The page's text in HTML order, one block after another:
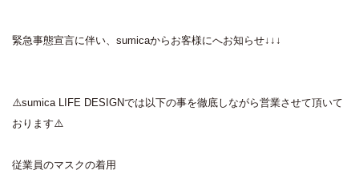
緊急事態宣言に伴い、sumicaからお客様にへお知らせ↓↓↓
⚠️sumica LIFE DESIGNでは以下の事を徹底しながら営業させて頂いて
おります⚠️
従業員のマスクの着用